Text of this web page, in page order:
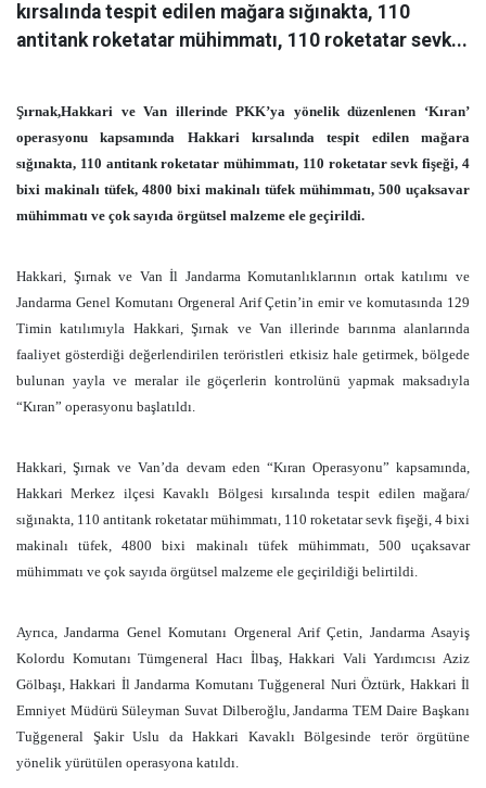
kırsalında tespit edilen mağara sığınakta, 110
antitank roketatar mühimmatı, 110 roketatar sevk...
Şırnak,Hakkari ve Van illerinde PKK’ya yönelik düzenlenen ‘Kıran’
operasyonu kapsamında Hakkari kırsalında tespit edilen mağara
sığınakta, 110 antitank roketatar mühimmatı, 110 roketatar sevk fişeği, 4
bixi makinalı tüfek, 4800 bixi makinalı tüfek mühimmatı, 500 uçaksavar
mühimmatı ve çok sayıda örgütsel malzeme ele geçirildi.
Hakkari, Şırnak ve Van İl Jandarma Komutanlıklarının ortak katılımı ve
Jandarma Genel Komutanı Orgeneral Arif Çetin’in emir ve komutasında 129
Timin katılımıyla Hakkari, Şırnak ve Van illerinde barınma alanlarında
faaliyet gösterdiği değerlendirilen teröristleri etkisiz hale getirmek, bölgede
bulunan yayla ve meralar ile göçerlerin kontrolünü yapmak maksadıyla
“Kıran” operasyonu başlatıldı.
Hakkari, Şırnak ve Van’da devam eden “Kıran Operasyonu” kapsamında,
Hakkari Merkez ilçesi Kavaklı Bölgesi kırsalında tespit edilen mağara/
sığınakta, 110 antitank roketatar mühimmatı, 110 roketatar sevk fişeği, 4 bixi
makinalı tüfek, 4800 bixi makinalı tüfek mühimmatı, 500 uçaksavar
mühimmatı ve çok sayıda örgütsel malzeme ele geçirildiği belirtildi.
Ayrıca, Jandarma Genel Komutanı Orgeneral Arif Çetin, Jandarma Asayiş
Kolordu Komutanı Tümgeneral Hacı İlbaş, Hakkari Vali Yardımcısı Aziz
Gölbaşı, Hakkari İl Jandarma Komutanı Tuğgeneral Nuri Öztürk, Hakkari İl
Emniyet Müdürü Süleyman Suvat Dilberoğlu, Jandarma TEM Daire Başkanı
Tuğgeneral Şakir Uslu da Hakkari Kavaklı Bölgesinde terör örgütüne
yönelik yürütülen operasyona katıldı.